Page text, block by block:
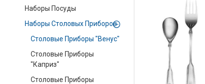
Наборы Посуды
Наборы Столовых Приборов
Столовые Приборы "Венус"
Столовые Приборы
"Каприз"
Столовые Приборы